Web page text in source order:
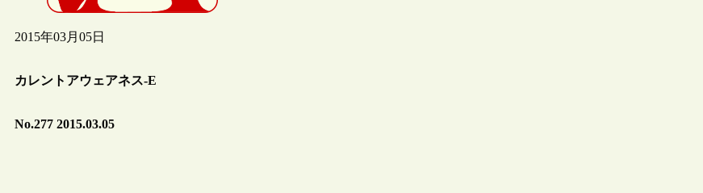
2015年03月05日
カレントアウェアネス-E
No.277 2015.03.05